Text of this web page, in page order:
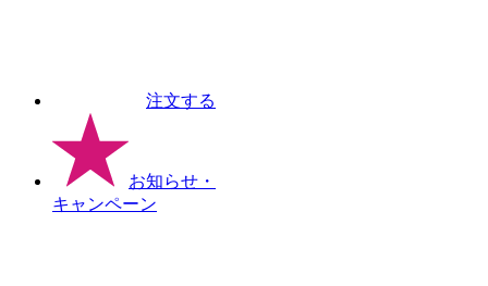
注文する
お知らせ ・
キャンペーン